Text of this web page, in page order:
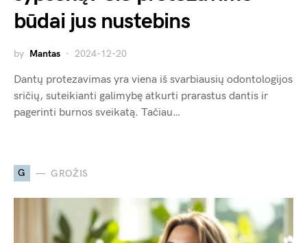
būdai jus nustebins
by Mantas 2024-12-20
Dantų protezavimas yra viena iš svarbiausių odontologijos
sričių, suteikianti galimybę atkurti prarastus dantis ir
pagerinti burnos sveikatą. Tačiau…
G GROŽIS